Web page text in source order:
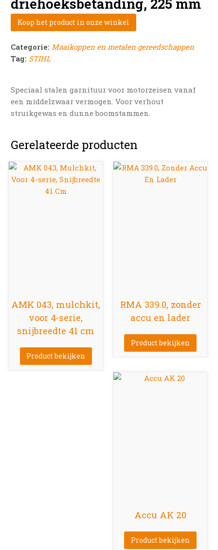
driehoeksbetanding, 225 mm
Koop het product in onze winkel
Categorie: Maaikoppen en metalen gereedschappen
Tag: STIHL
Speciaal stalen garnituur voor motorzeisen vanaf
een middelzwaar vermogen. Voor verhout
struikgewas en dunne boomstammen.
Gerelateerde producten
AMK 043, mulchkit,
voor 4-serie,
snijbreedte 41 cm
Product bekijken
RMA 339.0, zonder
accu en lader
Product bekijken
Accu AK 20
Product bekijken